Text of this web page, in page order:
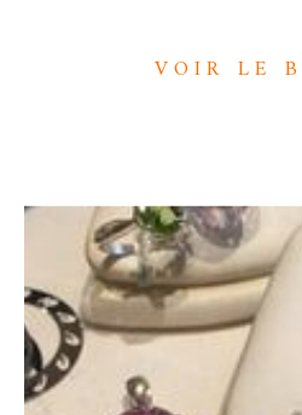
VOIR LE